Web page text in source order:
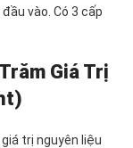
vào. Có 3 cấp
Giá Trị
trị nguyên liệu